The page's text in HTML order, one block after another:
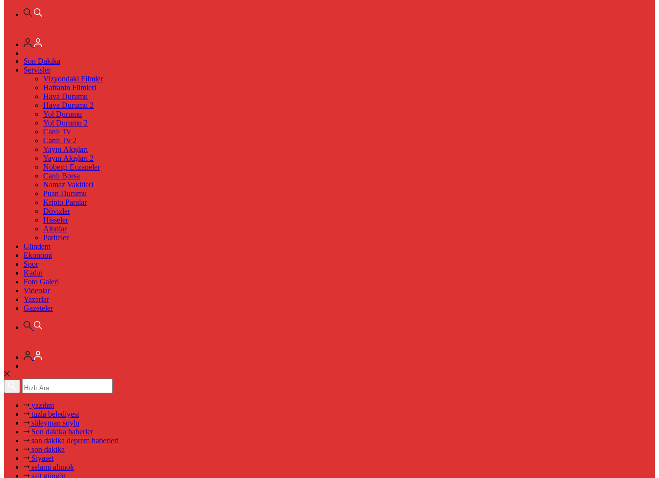
Son Dakika
Servisler
Vizyondaki Filmler
Haftanin Filmleri
Hava Durumu
Hava Durumu 2
Yol Durumu
Yol Durumu 2
Canlı Tv
Canlı Tv 2
Yayın Akışları
Yayın Akışları 2
Nöbetçi Eczaneler
Canlı Borsa
Namaz Vakitleri
Puan Durumu
Kripto Paralar
Dövizler
Hisseler
Altınlar
Pariteler
Gündem
Ekonomi
Spor
Kadın
Foto Galeri
Videolar
Yazarlar
Gazeteler
yazılım
tuzla belediyesi
süleyman soylu
Son dakika haberler
son dakika deprem haberleri
son dakika
Siyaset
selami altınok
sait güngör